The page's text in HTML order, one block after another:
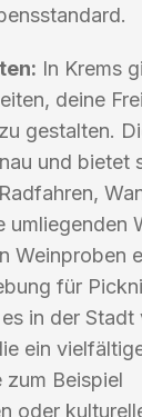
In Krems
deine
gestalten.
und bietet
umliegenden
Weinproben
für
in der Stadt
ein
Beispiel
oder